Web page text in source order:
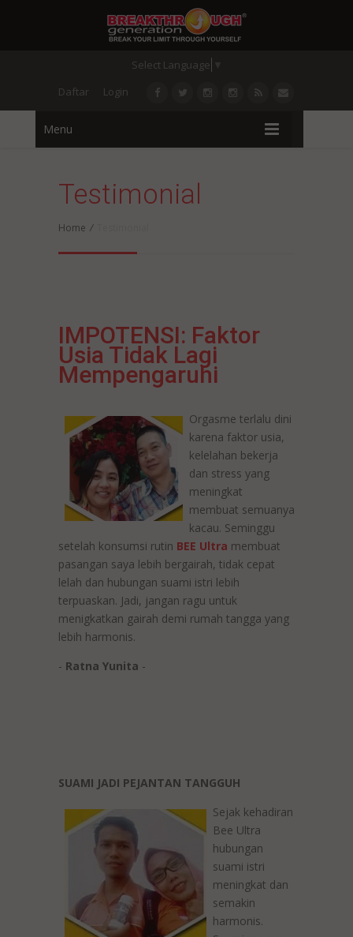
Select Language
Daftar
Login
Menu
Testimonial
Home /
IMPOTENSI: Faktor
Usia Tidak Lagi
Mempengaruhi
Orgasme terlalu dini
karena faktor usia,
kelelahan bekerja
dan stress yang
meningkat
membuat semuanya
kacau. Seminggu
setelah konsumsi rutin BEE Ultra membuat
pasangan saya lebih bergairah, tidak cepat
lelah dan hubungan suami istri lebih
terpuaskan. Jadi, jangan ragu untuk
menigkatkan gairah demi rumah tangga yang
lebih harmonis.
- Ratna Yunita -
SUAMI JADI PEJANTAN TANGGUH
Sejak kehadiran
Bee Ultra
hubungan
suami istri
meningkat dan
semakin
harmonis.